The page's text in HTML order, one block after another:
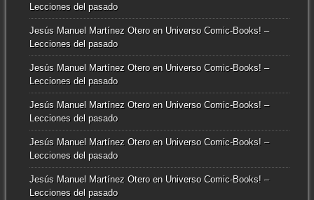
Lecciones del pasado
Jesús Manuel Martínez Oteroen Universo Comic-Books! –
Lecciones del pasado
Jesús Manuel Martínez Oteroen Universo Comic-Books! –
Lecciones del pasado
Jesús Manuel Martínez Oteroen Universo Comic-Books! –
Lecciones del pasado
Jesús Manuel Martínez Oteroen Universo Comic-Books! –
Lecciones del pasado
Jesús Manuel Martínez Oteroen Universo Comic-Books! –
Lecciones del pasado